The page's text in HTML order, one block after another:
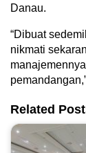
Danau.
“Dibuat
nikmati
Related